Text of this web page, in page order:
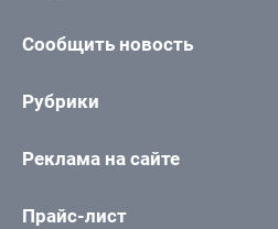
Сообщить новость
Рубрики
Реклама на сайте
Прайс-лист